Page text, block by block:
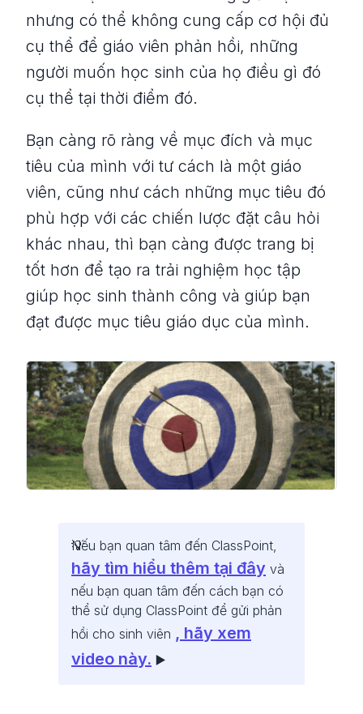
nhưng có thể không cung cấp cơ hội đủ
cụ thể để giáo viên phản hồi, những
người muốn học sinh của họ điều gì đó
cụ thể tại thời điểm đó.
Bạn càng rõ ràng về mục đích và mục
tiêu của mình với tư cách là một giáo
viên, cũng như cách những mục tiêu đó
phù hợp với các chiến lược đặt câu hỏi
khác nhau, thì bạn càng được trang bị
tốt hơn để tạo ra trải nghiệm học tập
giúp học sinh thành công và giúp bạn
đạt được mục tiêu giáo dục của mình.
Nếu bạn quan tâm đến ClassPoint,
hãy tìm hiểu thêm tại đây và
nếu bạn quan tâm đến cách bạn có
thể sử dụng ClassPoint để gửi phản
hồi cho sinh viên , hãy xem
video này. ▶️